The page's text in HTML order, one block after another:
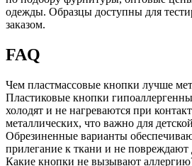
одежды. Образцы доступны для
заказом.
FAQ
Чем пластмассовые кнопки лучше
Пластиковые кнопки
холодят и не нагреваются при
металлических, что важно для
Обрезиненные варианты
прилегание к ткани и не
Какие кнопки не вызывают